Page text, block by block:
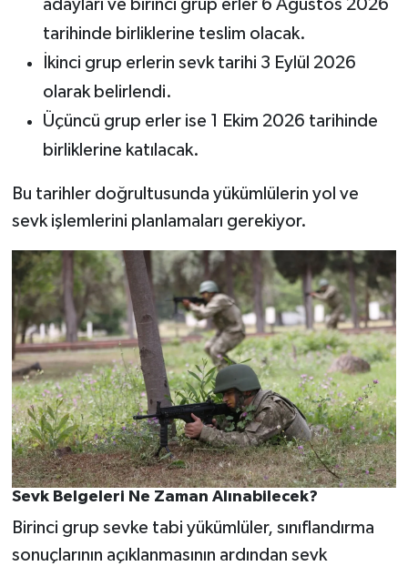
adayları ve birinci grup erler 6 Ağustos 2026
tarihinde birliklerine teslim olacak.
İkinci grup erlerin sevk tarihi 3 Eylül 2026
olarak belirlendi.
Üçüncü grup erler ise 1 Ekim 2026 tarihinde
birliklerine katılacak.
Bu tarihler doğrultusunda yükümlülerin yol ve
sevk işlemlerini planlamaları gerekiyor.
Sevk Belgeleri Ne Zaman Alınabilecek?
Birinci grup sevke tabi yükümlüler, sınıflandırma
sonuçlarının açıklanmasının ardından sevk